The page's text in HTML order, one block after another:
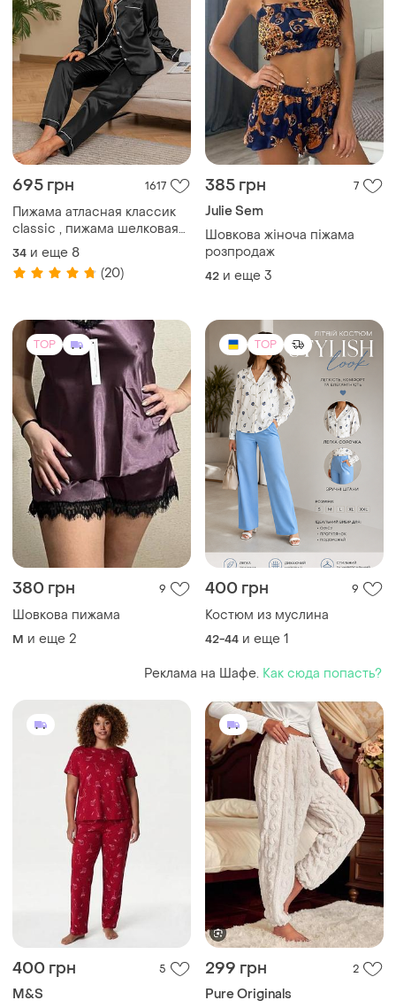
695 грн 1617
Пижама атласная классик
classic , пижама шелковая
женская, рубашка для сна,
ночная рубашка
34 и еще 8
(20)
385 грн 7
Julie Sem
Шовкова жіноча піжама
розпродаж
42 и еще 3
TOP
380 грн 9
Шовкова пижама
M и еще 2
TOP
400 грн 9
Костюм из муслина
42-44 и еще 1
Реклама на Шафе. Как сюда попасть?
400 грн 5
M&S
299 грн 2
Pure Originals